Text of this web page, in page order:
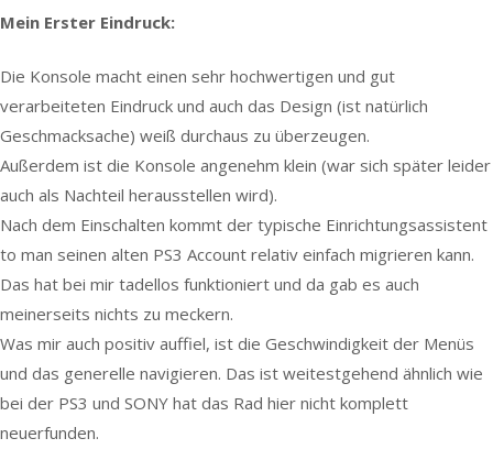
Mein Erster Eindruck:
Die Konsole macht einen sehr hochwertigen und gut
verarbeiteten Eindruck und auch das Design (ist natürlich
Geschmacksache) weiß durchaus zu überzeugen.
Außerdem ist die Konsole angenehm klein (war sich später leider
auch als Nachteil herausstellen wird).
Nach dem Einschalten kommt der typische Einrichtungsassistent
to man seinen alten PS3 Account relativ einfach migrieren kann.
Das hat bei mir tadellos funktioniert und da gab es auch
meinerseits nichts zu meckern.
Was mir auch positiv auffiel, ist die Geschwindigkeit der Menüs
und das generelle navigieren. Das ist weitestgehend ähnlich wie
bei der PS3 und SONY hat das Rad hier nicht komplett
neuerfunden.